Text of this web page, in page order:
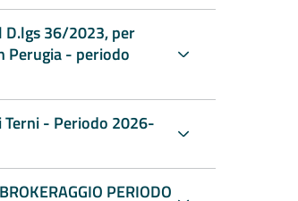
D.lgs 36/2023, per
Perugia - periodo
- Periodo 2026-
PERIODO